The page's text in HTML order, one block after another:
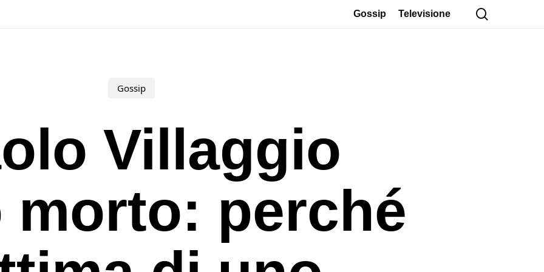
Gossip Televisione
Gossip
Villaggio
perché